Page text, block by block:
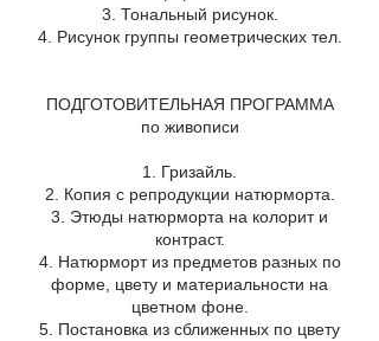
3. Тональный рисунок.
4. Рисунок группы геометрических тел.
ПОДГОТОВИТЕЛЬНАЯ ПРОГРАММА
по живописи
1. Гризайль.
2. Копия с репродукции натюрморта.
3. Этюды натюрморта на колорит и
контраст.
4. Натюрморт из предметов разных по
форме, цвету и материальности на
цветном фоне.
5. Постановка из сближенных по цвету